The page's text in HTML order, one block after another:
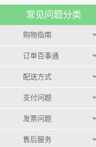
常见问题分类
购物指南
订单百事通
配送方式
支付问题
发票问题
售后服务